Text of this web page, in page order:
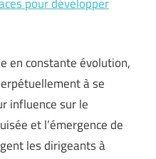
en constante évolution,
à se
influence sur le
et l’émergence de
les dirigeants à